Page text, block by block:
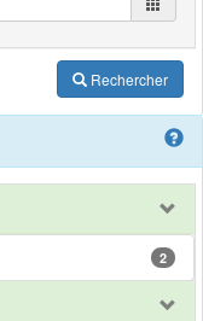
Rechercher
2